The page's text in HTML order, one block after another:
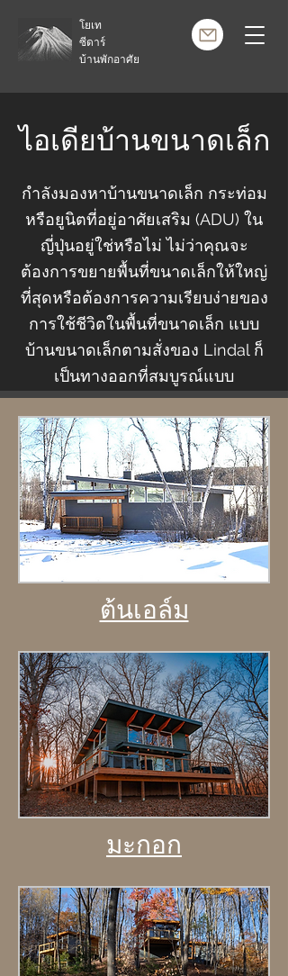
โยเท
ซีดาร์
บ้านพักอาศัย
ไอเดียบ้านขนาดเล็ก
กำลังมองหาบ้านขนาดเล็ก กระท่อม
หรือยูนิตที่อยู่อาศัยเสริม (ADU) ใน
ญี่ปุ่นอยู่ใช่หรือไม่ ไม่ว่าคุณจะ
ต้องการขยายพื้นที่ขนาดเล็กให้ใหญ่
ที่สุดหรือต้องการความเรียบง่ายของ
การใช้ชีวิตในพื้นที่ขนาดเล็ก แบบ
บ้านขนาดเล็กตามสั่งของ Lindal ก็
เป็นทางออกที่สมบูรณ์แบบ
ต้นเอล์ม
มะกอก